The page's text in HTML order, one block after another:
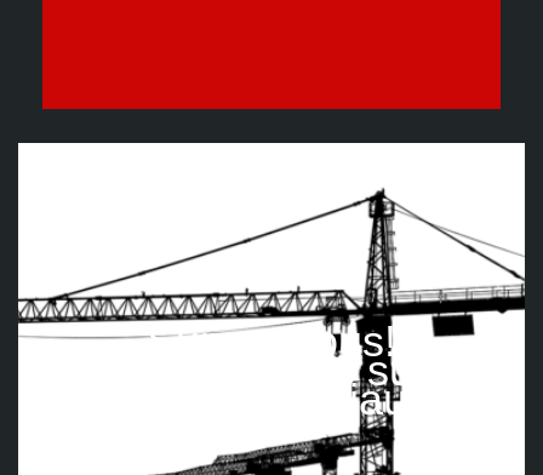
Suivez nous!
Retrouvez-nous sur les
réseaux sociaux